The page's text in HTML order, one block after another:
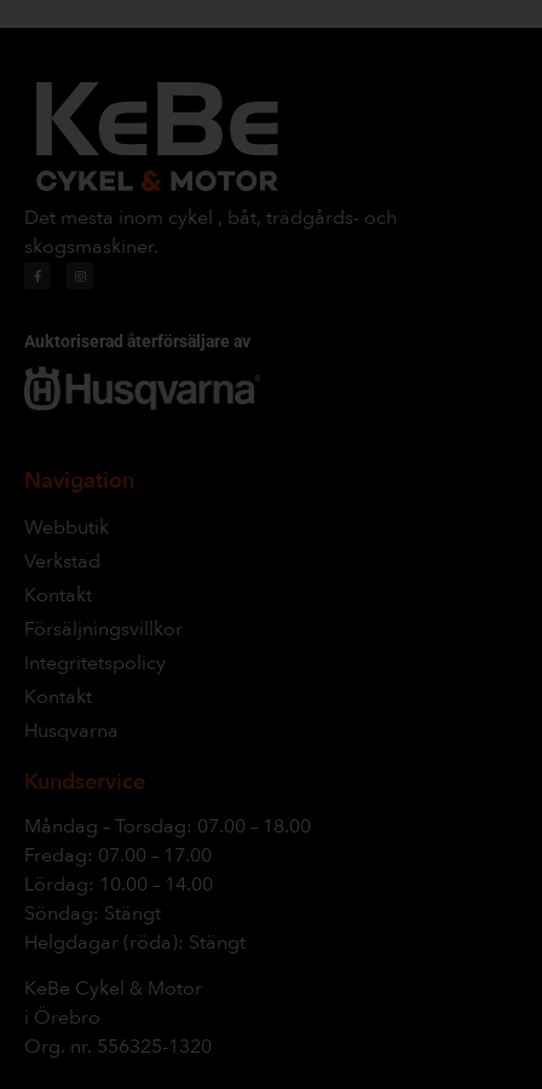
Det mesta inom cykel , båt, trädgårds- och
skogsmaskiner.
Auktoriserad återförsäljare av
Navigation
Webbutik
Verkstad
Kontakt
Försäljningsvillkor
Integritetspolicy
Kontakt
Husqvarna
Kundservice
Måndag – Torsdag: 07.00 – 18.00
Fredag: 07.00 – 17.00
Lördag: 10.00 – 14.00
Söndag: Stängt
Helgdagar (röda): Stängt
KeBe Cykel & Motor
i Örebro
Org. nr. 556325-1320